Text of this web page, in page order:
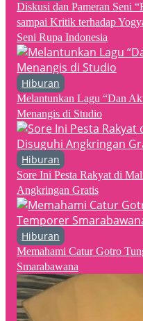
Diskusi dan Pameran Seni
sampai Kritik terhadap
Seni Rupa Indonesia
Hiburan
Melantunkan Lagu “Dan
Menangis di Studio
Hiburan
Sore Ini Pesta Rakyat di
Angkringan Gratis
Hiburan
Memahami Catur Gotro
Smarabawana